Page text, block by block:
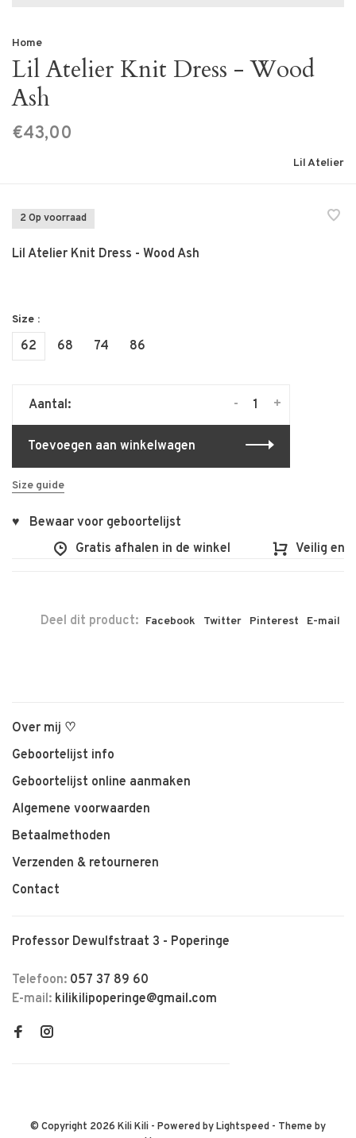
Home
Lil Atelier Knit Dress - Wood
Ash
€43,00
Lil Atelier
2 Op voorraad
Lil Atelier Knit Dress - Wood Ash
Size :
62 68 74 86
Aantal: +
-
Toevoegen aan winkelwagen
Size guide
♥ Bewaar voor geboortelijst
Gratis afhalen in de winkel Veilig en
Deel dit product: Facebook Twitter Pinterest E-mail
Over mij ♡
Geboortelijst info
Geboortelijst online aanmaken
Algemene voorwaarden
Betaalmethoden
Verzenden & retourneren
Contact
Professor Dewulfstraat 3 - Poperinge
Telefoon: 057 37 89 60
E-mail: kilikilipoperinge@gmail.com
© Copyright 2026 Kili Kili - Powered byLightspeed - Theme by